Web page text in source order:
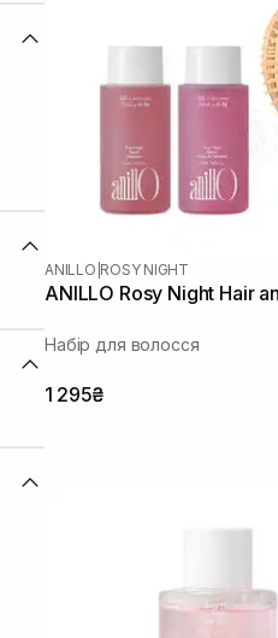
ANILLO ROSY NIGHT
ANILLO Rosy Night Hair
Набір для волосся
1 295₴